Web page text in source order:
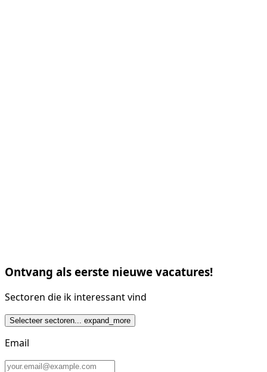
Ontvang als eerste nieuwe vacatures!
Sectoren die ik interessant vind
Selecteer sectoren... expand_more
Email